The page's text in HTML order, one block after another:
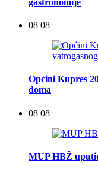
08 08
Općini Kupres
doma
08 08
MUP HBŽ